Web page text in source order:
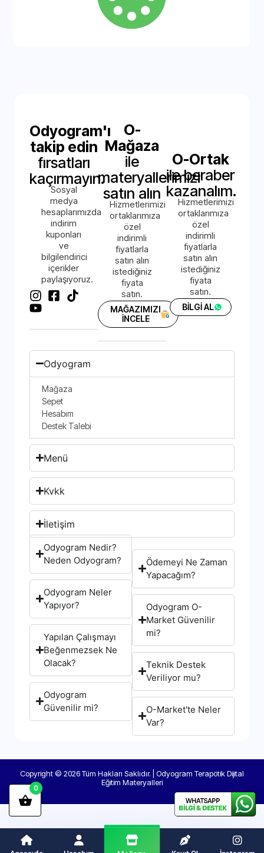
Odyogram'ı
takip edin
fırsatları
kaçırmayın.
Sosyal
medya
hesaplarımızda
indirim
kuponları
ve
bilgilendirici
içerikler
paylaşıyoruz.
O-
Mağaza
ile
materyallerimizi
satın alın
Hizmetlerimizi
ortaklarımıza
özel
indirimli
fiyatlarla
satın alın
istediğiniz
fiyata
satın.
MAĞAZIMIZI
İNCELE
O-Ortak
ile beraber
kazanalım.
Hizmetlerimizi
ortaklarımıza
özel
indirimli
fiyatlarla
satın alın
istediğiniz
fiyata
satın.
BİLGİ AL
Odyogram
Mağaza
Sepet
Hesabım
Destek Talebi
Menü
Kvkk
İletişim
Odyogram Nedir?
Neden Odyogram?
Odyogram Neler
Yapıyor?
Yapılan Çalışmayı
Beğenmezsek Ne
Olacak?
Odyogram
Güvenilir mi?
Ödemeyi Ne Zaman
Yapacağım?
Odyogram O-
Market Güvenilir
mi?
Teknik Destek
Veriliyor mu?
O-Market'te Neler
Var?
Copyright © 2026 Tüm Hakları Saklıdır. | Odyogram Terapötik Dijital
Eğitim Materyalleri
0